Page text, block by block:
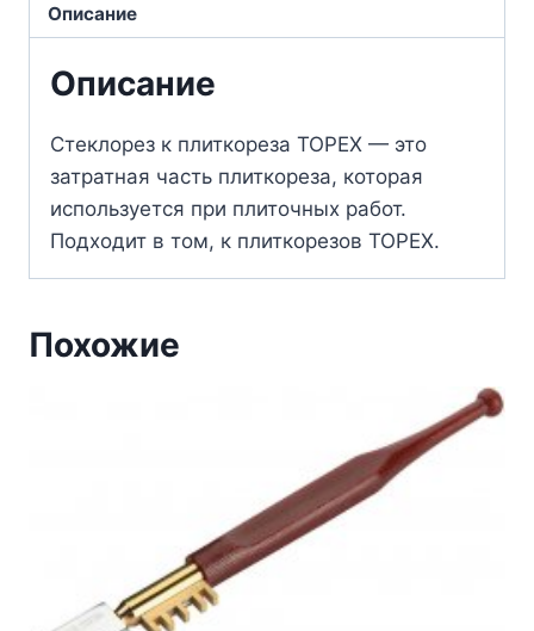
Описание
Описание
Стеклорез к плиткореза TOPEX — это
затратная часть плиткореза, которая
используется при плиточных работ.
Подходит в том, к плиткорезов TOPEX.
Похожие